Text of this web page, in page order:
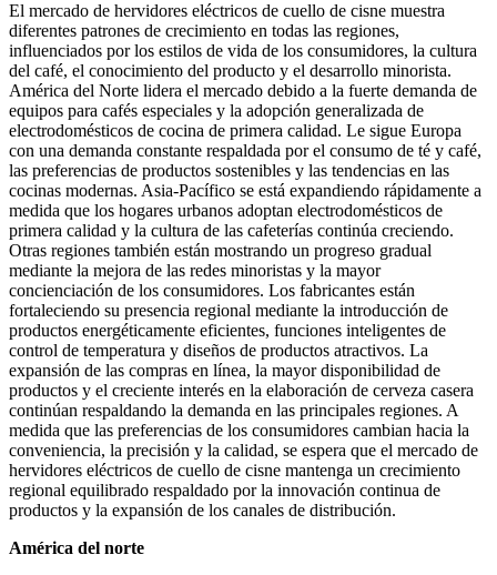
El mercado de hervidores eléctricos de cuello de cisne muestra
diferentes patrones de crecimiento en todas las regiones,
influenciados por los estilos de vida de los consumidores, la cultura
del café, el conocimiento del producto y el desarrollo minorista.
América del Norte lidera el mercado debido a la fuerte demanda de
equipos para cafés especiales y la adopción generalizada de
electrodomésticos de cocina de primera calidad. Le sigue Europa
con una demanda constante respaldada por el consumo de té y café,
las preferencias de productos sostenibles y las tendencias en las
cocinas modernas. Asia-Pacífico se está expandiendo rápidamente a
medida que los hogares urbanos adoptan electrodomésticos de
primera calidad y la cultura de las cafeterías continúa creciendo.
Otras regiones también están mostrando un progreso gradual
mediante la mejora de las redes minoristas y la mayor
concienciación de los consumidores. Los fabricantes están
fortaleciendo su presencia regional mediante la introducción de
productos energéticamente eficientes, funciones inteligentes de
control de temperatura y diseños de productos atractivos. La
expansión de las compras en línea, la mayor disponibilidad de
productos y el creciente interés en la elaboración de cerveza casera
continúan respaldando la demanda en las principales regiones. A
medida que las preferencias de los consumidores cambian hacia la
conveniencia, la precisión y la calidad, se espera que el mercado de
hervidores eléctricos de cuello de cisne mantenga un crecimiento
regional equilibrado respaldado por la innovación continua de
productos y la expansión de los canales de distribución.
América del norte